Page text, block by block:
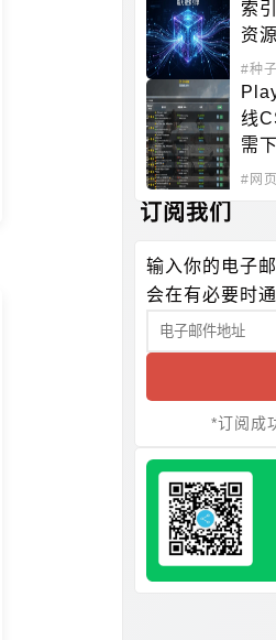
索
资源
#种
线
需
#网
订阅我们
输入你的电子
会在有必要时
*订阅成